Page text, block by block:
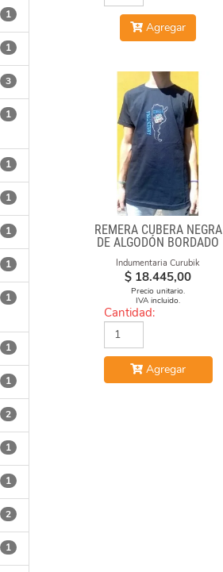
1
1
3
1
1
1
1
1
1
1
1
2
1
1
2
1
Agregar
REMERA CUBERA NEGRA
DE ALGODÓN BORDADO
"ARGENTINA CUBEA"
Indumentaria Curubik
$ 18.445,00
Precio unitario.
IVA incluido.
Cantidad:
Agregar